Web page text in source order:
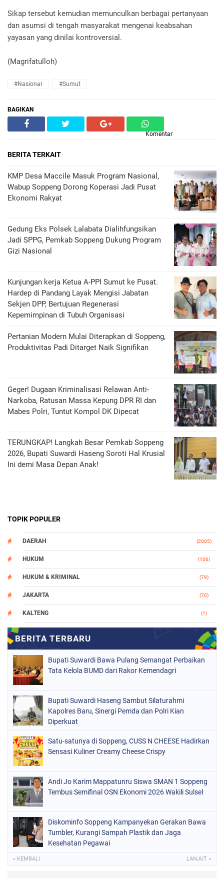
Sikap tersebut kemudian memunculkan berbagai pertanyaan
dan asumsi di tengah masyarakat mengenai keabsahan
yayasan yang dinilai kontroversial.
(Magrifatulloh)
#Nasional #Sumut
BAGIKAN
Komentar
BERITA TERKAIT
KMP Desa Maccile Masuk Program Nasional,
Wabup Soppeng Dorong Koperasi Jadi Pusat
Ekonomi Rakyat
Gedung Eks Polsek Lalabata Dialihfungsikan
Jadi SPPG, Pemkab Soppeng Dukung Program
Gizi Nasional
Kunjungan kerja Ketua A-PPI Sumut ke Pusat.
Hardep di Pandang Layak Mengisi Jabatan
Sekjen DPP, Bertujuan Regenerasi
Kepemimpinan di Tubuh Organisasi
Pertanian Modern Mulai Diterapkan di Soppeng,
Produktivitas Padi Ditarget Naik Signifikan
Geger! Dugaan Kriminalisasi Relawan Anti-
Narkoba, Ratusan Massa Kepung DPR RI dan
Mabes Polri, Tuntut Kompol DK Dipecat
TERUNGKAP! Langkah Besar Pemkab Soppeng
2026, Bupati Suwardi Haseng Soroti Hal Krusial
Ini demi Masa Depan Anak!
TOPIK POPULER
DAERAH (2005)
HUKUM (106)
HUKUM & KRIMINAL (79)
JAKARTA (70)
KALTENG (1)
(78)
NASIONAL (748)
ORGANISASI
PERISTIWA
POLITIK
POLRI
SOPPENG (1149)
SULSEL
Bupati Suwardi Bawa Pulang Semangat Perbaikan
Tata Kelola BUMD dari Rakor Kemendagri
Bupati Suwardi Haseng Sambut Silaturahmi
Kapolres Baru, Sinergi Pemda dan Polri Kian
Diperkuat
Satu-satunya di Soppeng, CUSS N CHEESE Hadirkan
Sensasi Kuliner Creamy Cheese Crispy
Andi Jo Karim Mappatunru Siswa SMAN 1 Soppeng
Tembus Semifinal OSN Ekonomi 2026 Wakili Sulsel
Diskominfo Soppeng Kampanyekan Gerakan Bawa
Tumbler, Kurangi Sampah Plastik dan Jaga
Kesehatan Pegawai
« KEMBALI LANJUT »